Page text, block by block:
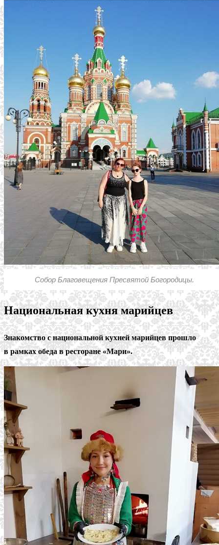
Собор Благовещения Пресвятой Богородицы.
Национальная кухня марийцев
Знакомство с национальной кухней марийцев прошло
в рамках обеда в ресторане «Мари».